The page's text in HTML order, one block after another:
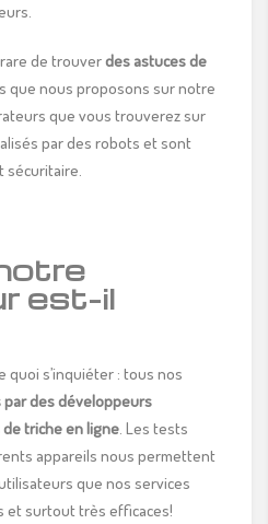
de trouverdes astuces de
que nous proposons sur notre
que vous trouverez sur
par des robots et sont
sécuritaire.
est-il
quoi s’inquiéter : tous nos
par des développeurs
triche en ligne. Les tests
appareils nous permettent
que nos services
surtout très efficaces!